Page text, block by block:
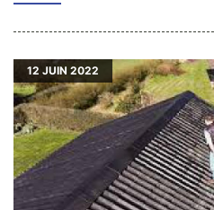
12 JUIN 2022